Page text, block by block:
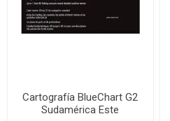
Cartografía BlueChart G2
Sudamérica Este